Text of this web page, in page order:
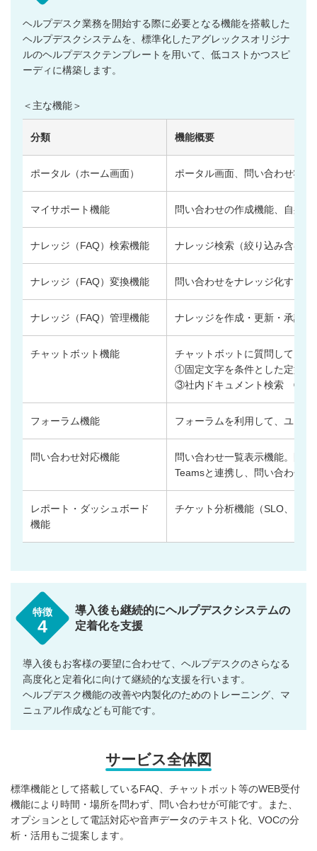
ヘルプデスク業務を開始する際に必要となる機能を搭載した
ヘルプデスクシステムを、標準化したアグレックスオリジナ
ルのヘルプデスクテンプレートを用いて、低コストかつスピ
ーディに構築します。
＜主な機能＞
分類 機能概要
ポータル（ホーム画面） ポータル画面、問い合わせ状
マイサポート機能 問い合わせの作成機能、自身
ナレッジ（FAQ）検索機能 ナレッジ検索（絞り込み含む
ナレッジ（FAQ）変換機能 問い合わせをナレッジ化する
ナレッジ（FAQ）管理機能 ナレッジを作成・更新・承認
チャットボット機能
チャットボットに質問して、
①固定文字を条件とした定型
③社内ドキュメント検索 ④イ
フォーラム機能 フォーラムを利用して、ユー
問い合わせ対応機能
問い合わせ一覧表示機能。問
Teamsと連携し、問い合わせ
レポート・ダッシュボード
機能
チケット分析機能（SLO、
特徴
4
導入後も継続的にヘルプデスクシステムの
定着化を支援
導入後もお客様の要望に合わせて、ヘルプデスクのさらなる
高度化と定着化に向けて継続的な支援を行います。
ヘルプデスク機能の改善や内製化のためのトレーニング、マ
ニュアル作成なども可能です。
サービス全体図
標準機能として搭載しているFAQ、チャットボット等のWEB受付
機能により時間・場所を問わず、問い合わせが可能です。また、
オプションとして電話対応や音声データのテキスト化、VOCの分
析・活用もご提案します。